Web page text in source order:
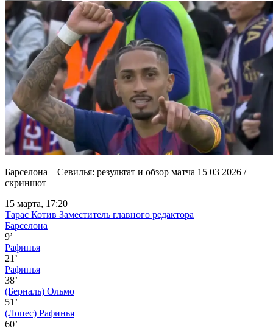
Барселона – Севилья: результат и обзор матча 15 03 2026 /
скриншот
15 марта, 17:20
Тарас Котив Заместитель главного редактора
Барселона
9’
Рафинья
21’
Рафинья
38’
(Берналь) Ольмо
51’
(Лопес) Рафинья
60’